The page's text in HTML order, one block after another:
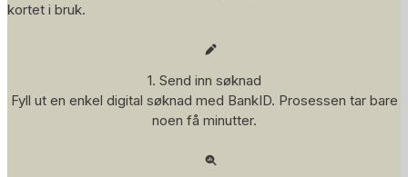
kortet i bruk.
1. Send inn søknad
Fyll ut en enkel digital søknad med BankID. Prosessen tar bare
noen få minutter.